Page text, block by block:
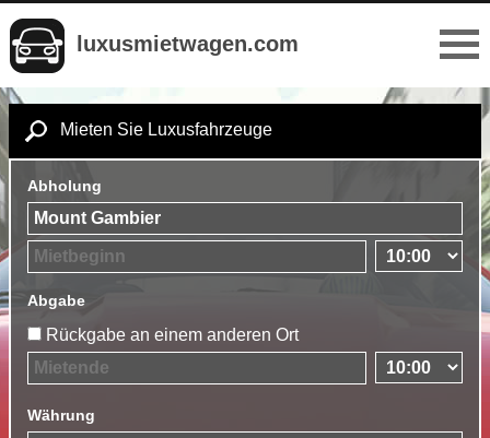
luxusmietwagen.com
Mieten Sie Luxusfahrzeuge
Abholung
Abgabe
Rückgabe an einem anderen Ort
Währung